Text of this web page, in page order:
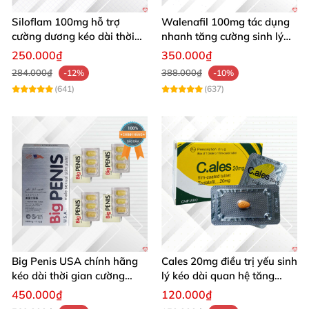
thư ác tính.
Thành phần
của đông trùng hạ thảo
nguyên con TORO
những hoạt chất như:
Cordycepin.
Adenosin .
Hydroxyethyl-adenosin
Hoạt chất HEAA
D - Mannitol.
Lipit.
Siloflam 100mg hỗ trợ
cường dương kéo dài thời
gian xuất tinh sớm Nam giới
250.000₫
284.000₫
-12%
(641)
Walenafil 100mg tác dụng
nhanh tăng cường sinh lý
chống xuất tinh sớm
350.000₫
388.000₫
-10%
(637)
Big Penis USA chính hãng
kéo dài thời gian cường
dương chống xuất tinh sớm
hộp 12 viên
450.000₫
Cales 20mg điều trị yếu sinh
lý kéo dài quan hệ tăng
cường cương dương
120.000₫